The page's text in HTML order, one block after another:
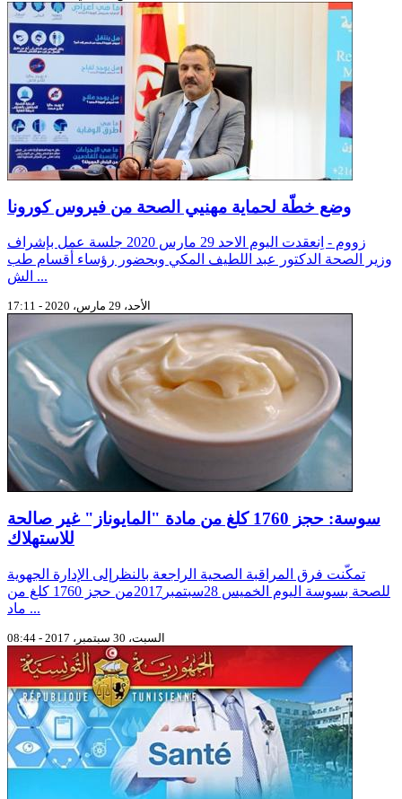
وضع خطّة لحماية مهنيي الصحة من فيروس كورونا
زووم - اِنعقدت اليوم الاحد 29 مارس 2020 جلسة عمل بإشراف
وزير الصحة الدكتور عبد اللطيف المكي وبحضور رؤساء أقسام طب
الش ...
الأحد، 29 مارس، 2020 - 17:11
سوسة: حجز 1760 كلغ من مادة "المايوناز" غير صالحة
للاستهلاك
تمكّنت فرق المراقبة الصحية الراجعة بالنظرإلى الإدارة الجهوية
للصحة بسوسة اليوم الخميس 28سبتمبر2017من حجز 1760 كلغ من
ماد ...
السبت، 30 سبتمبر، 2017 - 08:44